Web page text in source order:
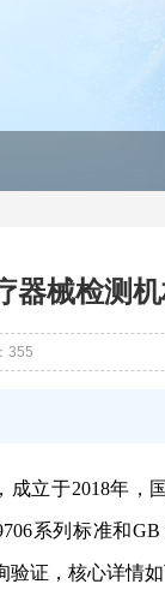
器械检测
355
成立于2018年，
系列标准和
证，核心详情如